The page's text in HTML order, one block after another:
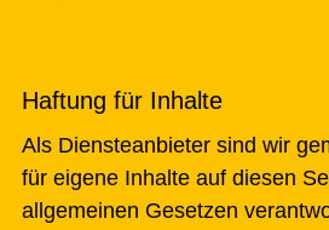
Haftung für Inhalte
Als Diensteanbieter sind wir
für eigene Inhalte auf diesen
allgemeinen Gesetzen